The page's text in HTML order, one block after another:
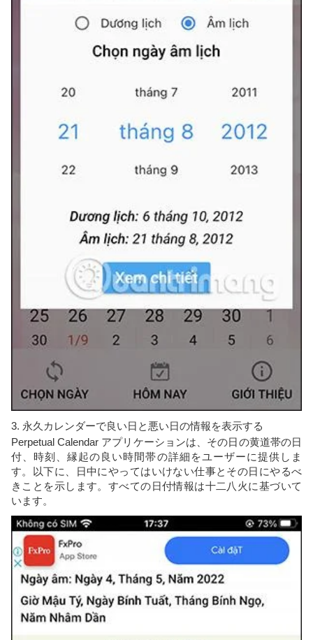
3. 永久カレンダーで良い日と悪い日の情報を表示する
Perpetual Calendar アプリケーションは、その日の黄道帯の日
付、時刻、縁起の良い時間帯の詳細をユーザーに提供しま
す。以下に、日中にやってはいけない仕事とその日にやるべ
きことを示します。すべての日付情報は十二八火に基づいて
います。